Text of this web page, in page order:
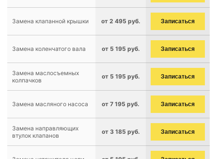
Замена клапанной крышки от 2 495 руб. Записаться
Замена коленчатого вала от 5 195 руб. Записаться
Замена маслосъемных
колпачков
от 5 195 руб. Записаться
Замена масляного насоса от 7 195 руб. Записаться
Замена направляющих
втулок клапанов
от 3 185 руб. Записаться